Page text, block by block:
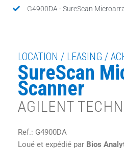
G4900DA - SureScan
LOCATION / LEASING /
SureScan
Scanner
AGILENT
Ref.: G4900DA
Loué et expédié par Bios